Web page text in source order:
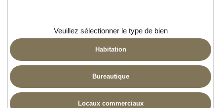
Veuillez sélectionner le type de bien
Habitation
Bureautique
Locaux commerciaux